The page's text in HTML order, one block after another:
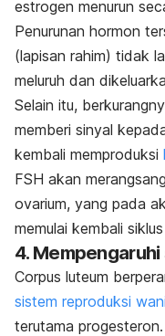
estrogen menurun
Penurunan hormon
(lapisan rahim) tidak
meluruh dan
Selain itu,
memberi sinyal
kembali memproduksi
FSH akan
ovarium, yang pada
memulai kembali
4.
Corpus luteum
sistem reproduksi
terutama progesteron.